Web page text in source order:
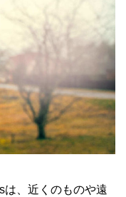
は、近くのものや遠